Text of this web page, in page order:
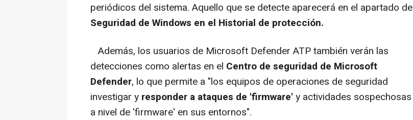
periódicos del sistema. Aquello que se detecte aparecerá en el apartado de
Seguridad de Windows en el Historial de protección.
Además, los usuarios de Microsoft Defender ATP también verán las
detecciones como alertas en el Centro de seguridad de Microsoft
Defender, lo que permite a "los equipos de operaciones de seguridad
investigar y responder a ataques de 'firmware' y actividades sospechosas
a nivel de 'firmware' en sus entornos".